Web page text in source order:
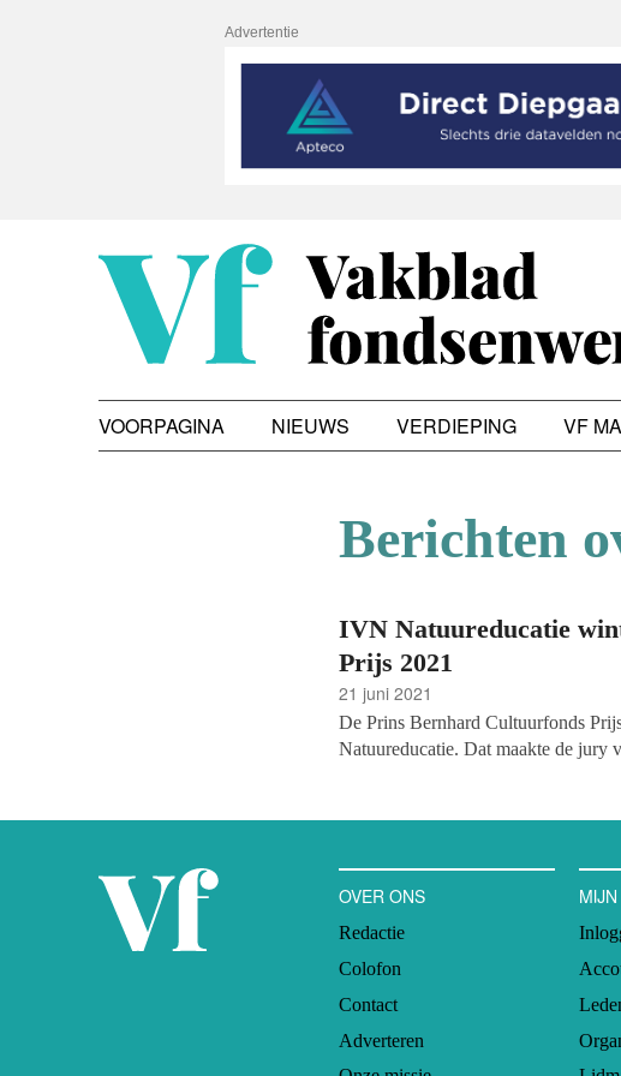
Advertentie
VOORPAGINA NIEUWS VERDIEPING VF
Berichten
IVN Natuureducatie
Prijs 2021
21 juni 2021
De Prins Bernhard Cultuurfonds
Natuureducatie. Dat maakte de jury
OVER ONS
Redactie
Colofon
Contact
Adverteren